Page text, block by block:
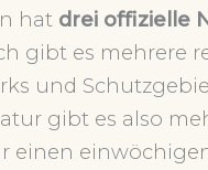
hat drei offizielle
gibt es mehrere
und
gibt es also
einen